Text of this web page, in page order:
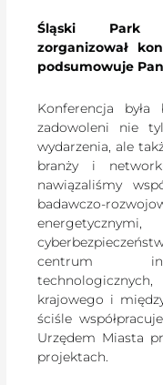
Śląski Park
zorganizował
podsumowuje
Konferencja
zadowoleni nie
wydarzenia, ale
branży i
nawiązaliśmy
badawczo-
centrum
krajowego i
ściśle
Urzędem Miasta
projektach.